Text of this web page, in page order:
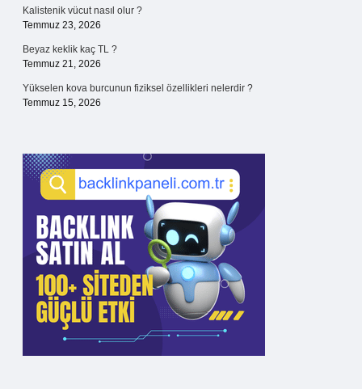
Kalistenik vücut nasıl olur ?
Temmuz 23, 2026
Beyaz keklik kaç TL ?
Temmuz 21, 2026
Yükselen kova burcunun fiziksel özellikleri nelerdir ?
Temmuz 15, 2026